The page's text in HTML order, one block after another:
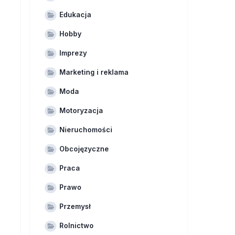
Edukacja
Hobby
Imprezy
Marketing i reklama
Moda
Motoryzacja
Nieruchomości
Obcojęzyczne
Praca
Prawo
Przemysł
Rolnictwo